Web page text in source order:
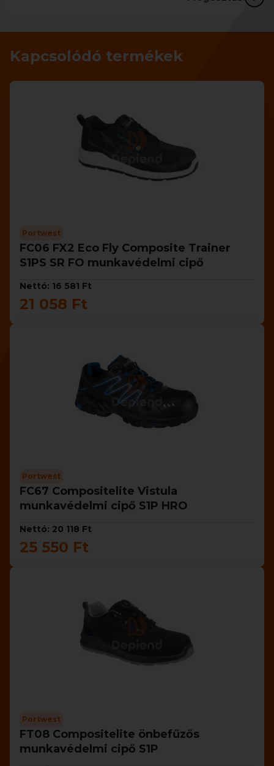
Kapcsolódó termékek
Portwest
FC06 FX2 Eco Fly Composite Trainer
S1PS SR FO munkavédelmi cipő
Nettó: 16 581 Ft
21 058 Ft
Portwest
FC67 Compositelite Vistula
munkavédelmi cipő S1P HRO
Nettó: 20 118 Ft
25 550 Ft
Portwest
FT08 Compositelite önbefűzős
munkavédelmi cipő S1P